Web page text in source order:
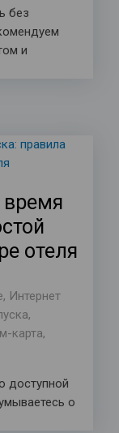
без
и
время
отеля
, Интернет
,
карта,
доступной
о